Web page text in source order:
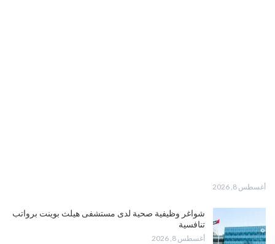
أغسطس 8, 2026
شواغر وظيفية صحية لدى مستشفى هيلث بوينت برواتب
تنافسية
أغسطس 8, 2026